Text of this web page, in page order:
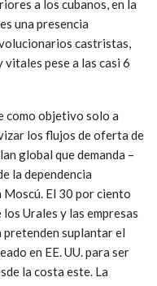
a los cubanos, en la
una presencia
castristas,
vitales pese a las casi 6
como objetivo solo a
los flujos de oferta de
global que demanda –
la dependencia
El 30 por ciento
Urales y las empresas
suplantar el
en EE. UU. para ser
la costa este. La